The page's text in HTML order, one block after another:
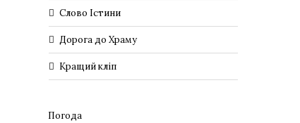
Слово Істини
Дорога до Храму
Кращий кліп
Погода